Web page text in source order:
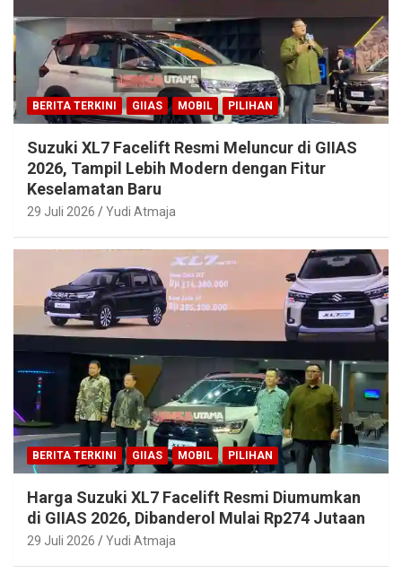
BERITA TERKINI GIIAS MOBIL PILIHAN
Suzuki XL7 Facelift Resmi Meluncur di GIIAS
2026, Tampil Lebih Modern dengan Fitur
Keselamatan Baru
29 Juli 2026 Yudi Atmaja
BERITA TERKINI GIIAS MOBIL PILIHAN
Harga Suzuki XL7 Facelift Resmi Diumumkan
di GIIAS 2026, Dibanderol Mulai Rp274 Jutaan
29 Juli 2026 Yudi Atmaja